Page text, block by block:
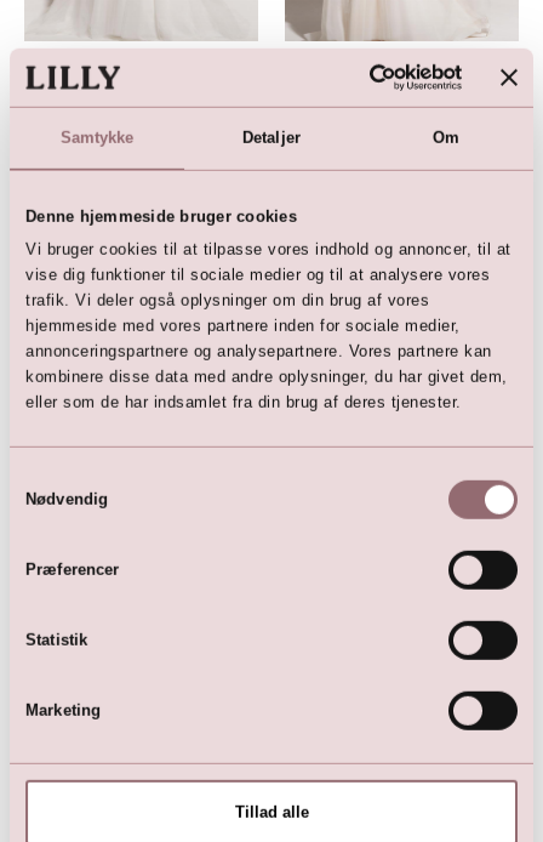
Samtykke Detaljer Om
Denne hjemmeside bruger cookies
Vi bruger cookies til at tilpasse vores indhold og annoncer, til at
vise dig funktioner til sociale medier og til at analysere vores
trafik. Vi deler også oplysninger om din brug af vores
hjemmeside med vores partnere inden for sociale medier,
annonceringspartnere og analysepartnere. Vores partnere kan
kombinere disse data med andre oplysninger, du har givet dem,
eller som de har indsamlet fra din brug af deres tjenester.
Nødvendig
Præferencer
Statistik
Marketing
Tillad alle
LILLY Brudekjole
11.999,00
Passions by LILLY Brudekjole
DKK